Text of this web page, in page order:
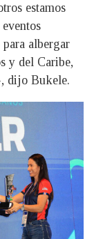
estamos
albergar
y del Caribe,
dijo Bukele.